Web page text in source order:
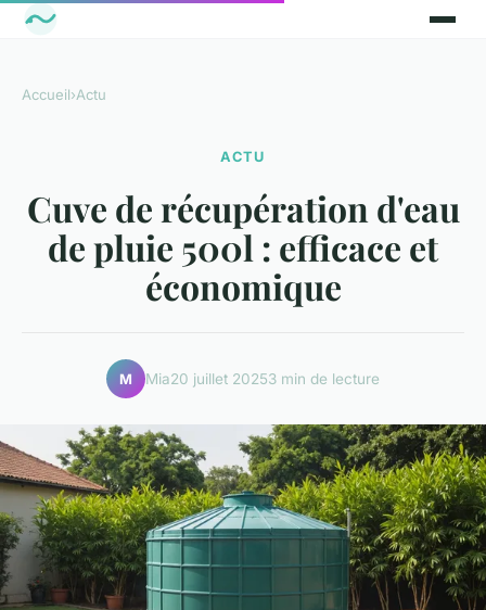
Accueil›Actu
ACTU
Cuve de récupération d'eau
de pluie 500l : efficace et
économique
M Mia20 juillet 20253 min de lecture